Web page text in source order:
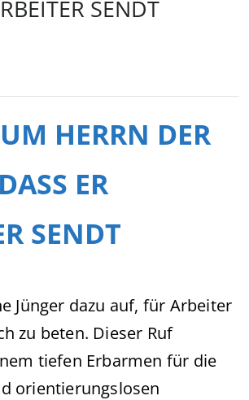
SENDT
HERRN DER
ER
SENDT
Jünger dazu auf, für Arbeiter
zu beten. Dieser Ruf
tiefen Erbarmen für die
orientierungslosen